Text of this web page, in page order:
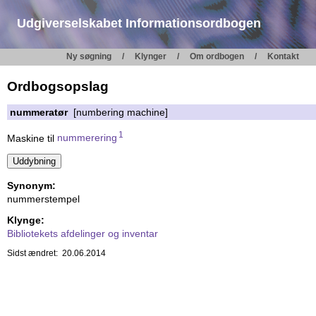
Udgiverselskabet Informationsordbogen
Ny søgning Klynger Om ordbogen Kontakt
Ordbogsopslag
nummeratør[numbering machine]
Maskine til nummerering 1
Synonym:
nummerstempel
Klynge:
Bibliotekets afdelinger og inventar
Sidst ændret: 20.06.2014